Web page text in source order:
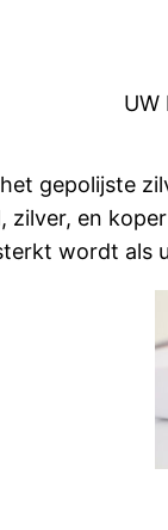
UW
gepolijste
en
wordt als